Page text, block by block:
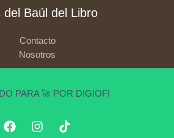
del Baúl del Libro
Contacto
Nosotros
PARA 🚀 POR DIGIOFI